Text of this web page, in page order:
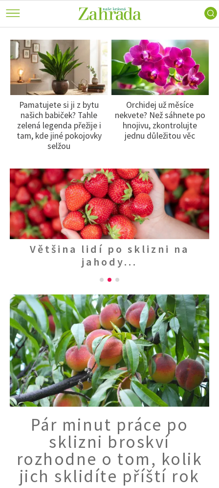
main
content
ATLAS ROSTLIN
Trvalky
Vodní
rostliny
Růže
PRAXE
příroda
Nářadí
a
technika
Užitková
zahrada
ZAHRADNÍ ARCHITEKTURA
Ferdinand
Inspirace
Voda
zahradě
Stavby
PORADNA
ZAHRADY
Zahrady
slavných
Návštěvy
zahrad
VOLNÝ ČAS
turistika
Zelená
domácnost
Dekorace
Zajímavosti
SOUTĚŽTE O CENY
KVÍZY A TESTY
Pamatujete si ji z bytu
našich babiček? Tahle
zelená legenda přežije i
tam, kde jiné pokojovky
selžou
Orchidej už měsíce
nekvete? Než sáhnete po
hnojivu, zkontrolujte
jednu důležitou věc
Většina lidí po sklizni na
jahody...
Pár minut práce po
sklizni broskví
rozhodne o tom, kolik
jich sklidíte příští rok